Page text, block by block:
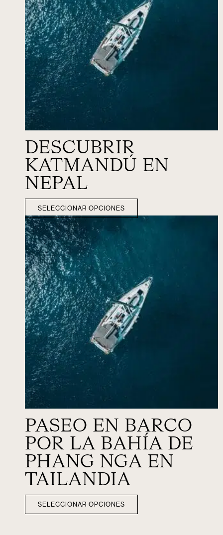
DESCUBRIR
KATMANDÚ EN
NEPAL
SELECCIONAR OPCIONES
PASEO EN BARCO
POR LA BAHÍA DE
PHANG NGA EN
TAILANDIA
SELECCIONAR OPCIONES